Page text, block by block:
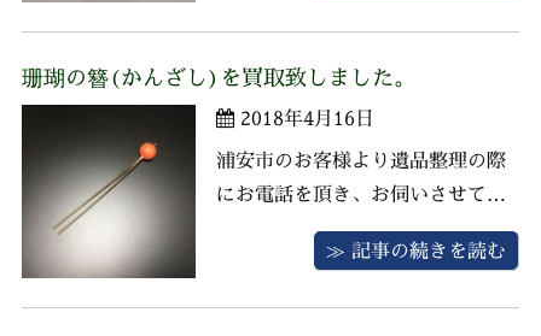
でお客様にご満足いただける価格
にてお譲りいただきました。お問
合せ頂きまして誠にありがとうご
ざいま ...
珊瑚の簪(かんざし)を買取致しました。
2018年4月16日
浦安市のお客様より遺品整理の際
にお電話を頂き、お伺いさせてい
ただきました。 お品物は珊瑚の簪
(かんざし)、翡翠の帯留、帯締な
≫ 記事の続きを読む